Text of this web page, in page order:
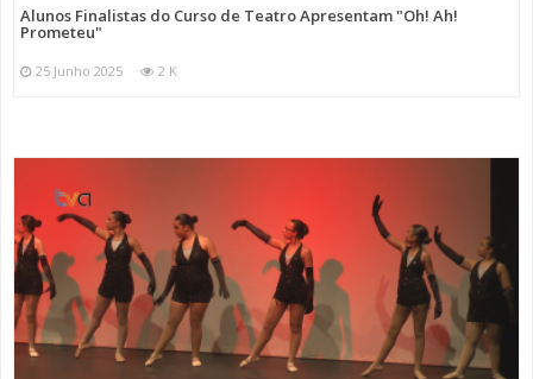
Alunos Finalistas do Curso de Teatro Apresentam "Oh! Ah!
Prometeu"
25 Junho 2025 2 K